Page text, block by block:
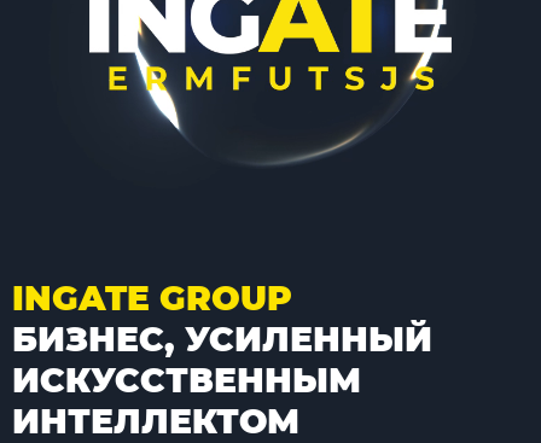
INGATE GROUP
БИЗНЕС, УСИЛЕННЫЙ
ИСКУССТВЕННЫМ
ИНТЕЛЛЕКТОМ